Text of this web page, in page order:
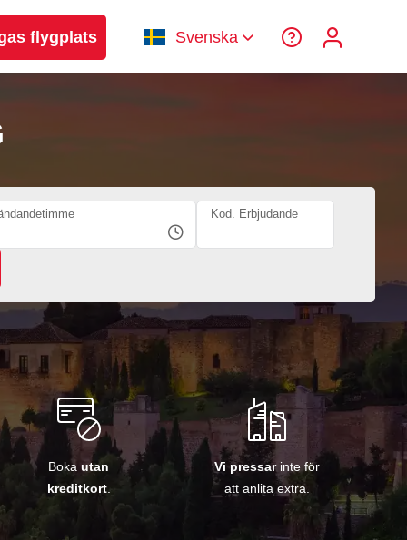
flygplats Svenska
Kod. Erbjudande
Bokautan
kreditkort.
Vi pressarinte för
att anlita extra.